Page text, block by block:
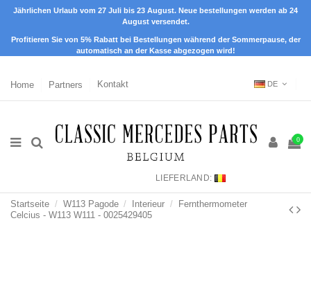
Jährlichen Urlaub vom 27 Juli bis 23 August. Neue bestellungen werden ab 24
August versendet.
Profitieren Sie von 5% Rabatt bei Bestellungen während der Sommerpause, der
automatisch an der Kasse abgezogen wird!
Home Partners Kontakt DE
0
LIEFERLAND:
Startseite W113 Pagode Interieur
Fernthermometer
Celcius - W113 W111 - 0025429405